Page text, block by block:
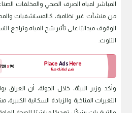
المباشر لمياه الصرف الصحي والمخلفات
من منشآت غير نظامية، كالمستشفيات
الوقوف ميدانيًا على تأثير شح المياه وتراجع
التلوث.
وأكد وزير البيئة، خلال الجولة، أن العراق
التغيرات المناخية والزيادة السكانية